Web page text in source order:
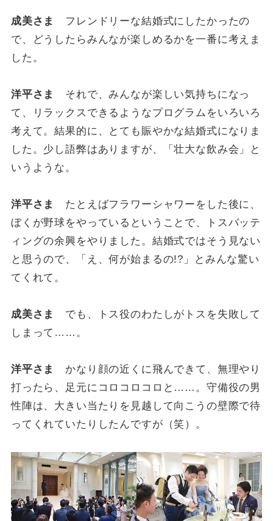
成美さま
フレンドリーな結婚式にしたかったの
で、どうしたらみんなが楽しめるかを一番に考えま
した。
洋平さま
それで、みんなが楽しい気持ちになっ
て、リラックスできるようなプログラムをいろいろ
考えて。結果的に、とても賑やかな結婚式になりま
した。少し語弊はありますが、「壮大な飲み会」と
いうような。
洋平さま
たとえばフラワーシャワーをした後に、
ぼくが野球をやっているということで、トスバッテ
ィングの余興をやりました。結婚式ではそう見ない
と思うので、「え、何が始まるの!?」とみんな驚い
てくれて。
成美さま
でも、トス役のわたしがトスを失敗して
しまって……。
洋平さま
かなり顔の近くに飛んできて、無理やり
打ったら、足元にコロコロコロと……。守備役の男
性陣は、大きい当たりを見越して向こうの壁際で待
ってくれていたりしたんですが（笑）。